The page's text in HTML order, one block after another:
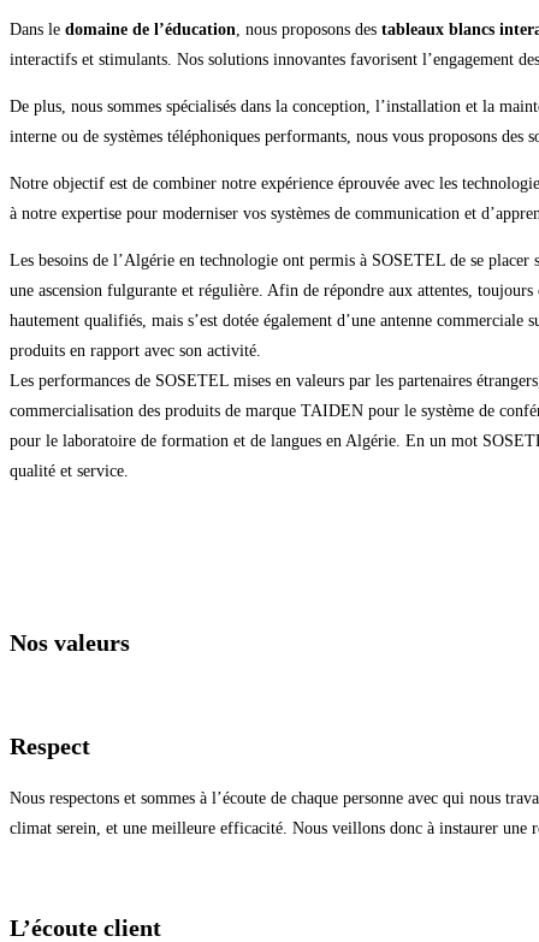
Dans le domaine de l’éducation , nous proposons des tableaux blancs
interactifs et stimulants. Nos solutions innovantes favorisent l’engagement
De plus, nous sommes spécialisés dans la conception, l’installation et la
interne ou de systèmes téléphoniques performants, nous vous proposons des
Notre objectif est de combiner notre expérience éprouvée avec les
à notre expertise pour moderniser vos systèmes de communication et
Les besoins de l’Algérie en technologie ont permis à SOSETEL de se
une ascension fulgurante et régulière. Afin de répondre aux attentes, toujours
hautement qualifiés, mais s’est dotée également d’une antenne
produits en rapport avec son activité.
Les performances de SOSETEL mises en valeurs par les partenaires
commercialisation des produits de marque TAIDEN pour le système de
pour le laboratoire de formation et de langues en Algérie. En un mot
qualité et service.
Nos valeurs
Respect
Nous respectons et sommes à l’écoute de chaque personne avec qui nous
climat serein, et une meilleure efficacité. Nous veillons donc à instaurer une
L’écoute client